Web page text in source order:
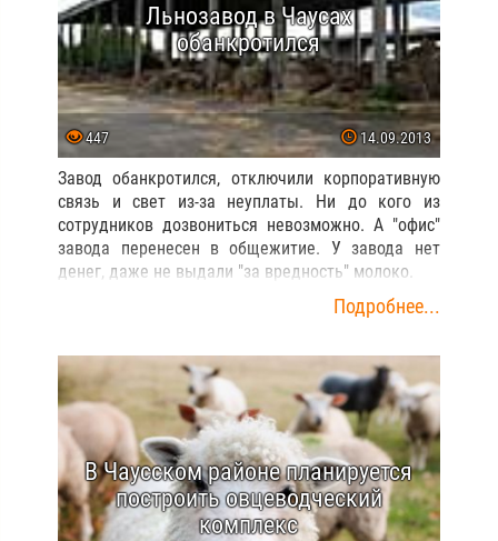
Льнозавод в Чаусах
обанкротился
447 14.09.2013
Завод обанкротился, отключили корпоративную
связь и свет из-за неуплаты. Ни до кого из
сотрудников дозвониться невозможно. А "офис"
завода перенесен в общежитие. У завода нет
денег, даже не выдали "за вредность" молоко.
Подробнее...
В Чаусском районе планируется
построить овцеводческий
комплекс